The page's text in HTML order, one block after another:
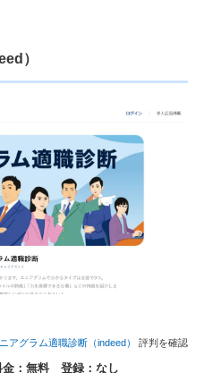
）
アグラム適職診断（indeed） 評判を確認
金：無料 登録：なし